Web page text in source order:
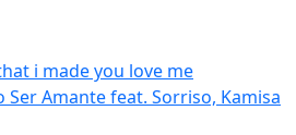
i made you love me
Ser Amante feat. Sorriso, Kamisa